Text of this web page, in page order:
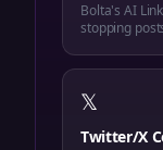
Bolta's AI
stopping
𝕏
Twitter/X